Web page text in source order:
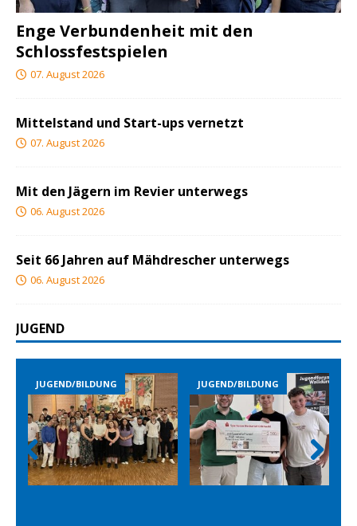
Enge Verbundenheit mit den
Schlossfestspielen
07. August 2026
Mittelstand und Start-ups vernetzt
07. August 2026
Mit den Jägern im Revier unterwegs
06. August 2026
Seit 66 Jahren auf Mähdrescher unterwegs
06. August 2026
JUGEND
JUGEND/BILDUNG JUGEND/BILDUNG
Prev
ious
Nex
t